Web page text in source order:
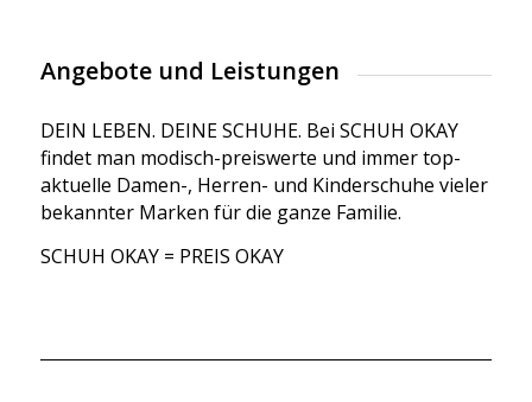
Angebote und Leistungen
DEIN LEBEN. DEINE SCHUHE. Bei SCHUH OKAY
findet man modisch-preiswerte und immer top-
aktuelle Damen-, Herren- und Kinderschuhe vieler
bekannter Marken für die ganze Familie.
SCHUH OKAY = PREIS OKAY